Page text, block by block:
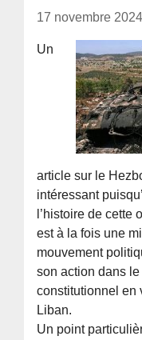
17 novembre 2024
Un
article sur le
intéressant
l’histoire de cette
est à la fois une
mouvement
son action dans
constitutionnel en
Liban.
Un point